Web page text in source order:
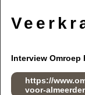
Interview Omroep
https://
voor-